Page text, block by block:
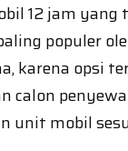
12 jam yang
populer
karena opsi
calon
unit mobil